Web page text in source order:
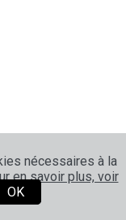
nécessaires à la
en savoir plus, voir
OK